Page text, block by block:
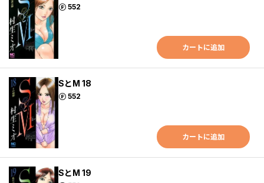
552
ポイント
カートに追加
SとM 18
552
ポイント
カートに追加
SとM 19